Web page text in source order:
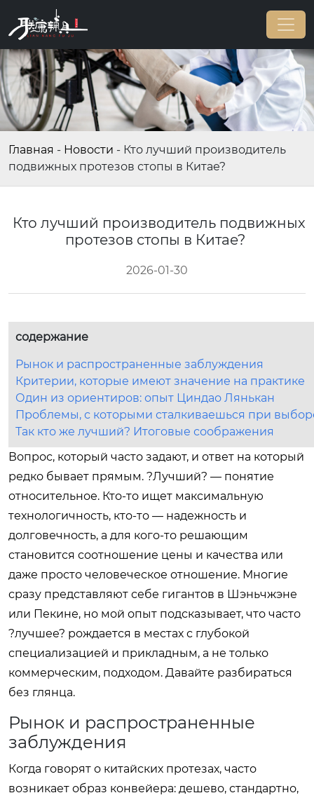
Главная - Новости - Кто лучший производитель
подвижных протезов стопы в Китае?
Кто лучший производитель подвижных
протезов стопы в Китае?
2026-01-30
содержание
Рынок и распространенные заблуждения
Критерии, которые имеют значение на практике
Один из ориентиров: опыт Циндао Лянькан
Проблемы, с которыми сталкиваешься при
Так кто же лучший? Итоговые соображения
Вопрос, который часто задают, и ответ на который
редко бывает прямым. ?Лучший? — понятие
относительное. Кто-то ищет максимальную
технологичность, кто-то — надежность и
долговечность, а для кого-то решающим
становится соотношение цены и качества или
даже просто человеческое отношение. Многие
сразу представляют себе гигантов в Шэньчжэне
или Пекине, но мой опыт подсказывает, что часто
?лучшее? рождается в местах с глубокой
специализацией и прикладным, а не только
коммерческим, подходом. Давайте разбираться
без глянца.
Рынок и распространенные
заблуждения
Когда говорят о китайских протезах, часто
возникает образ конвейера: дешево, стандартно,